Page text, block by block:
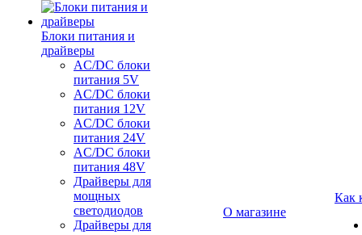
Блоки питания и
драйверы
AC/DC блоки
питания 5V
AC/DC блоки
питания 12V
AC/DC блоки
питания 24V
AC/DC блоки
питания 48V
Драйверы для
мощных
светодиодов
Драйверы для
О магазине
Как